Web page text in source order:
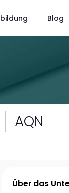
Blog
AQN
Über das